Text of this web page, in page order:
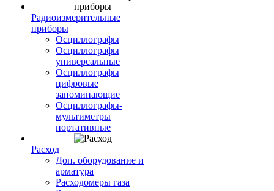
Радиоизмерительные
приборы
Осциллографы
Осциллографы
универсальные
Осциллографы
цифровые
запоминающие
Осциллографы-
мультиметры
портативные
Расход
Доп. оборудование и
арматура
Расходомеры газа